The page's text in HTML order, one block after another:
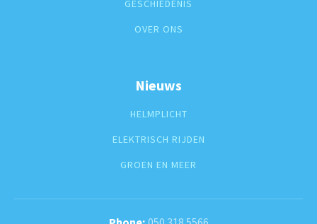
GESCHIEDENIS
OVER ONS
Nieuws
HELMPLICHT
ELEKTRISCH RIJDEN
GROEN EN MEER